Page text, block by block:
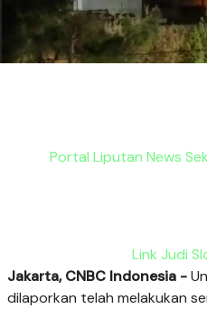
Portal Liputan News
Link Judi
Jakarta, CNBC Indonesia -
dilaporkan telah melakukan